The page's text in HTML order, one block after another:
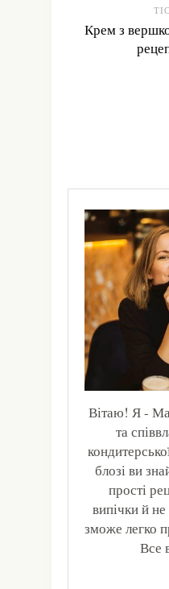
Крем з
Вітаю! Я -
та
блозі ви
прості
випічки й не
зможе легко
Все